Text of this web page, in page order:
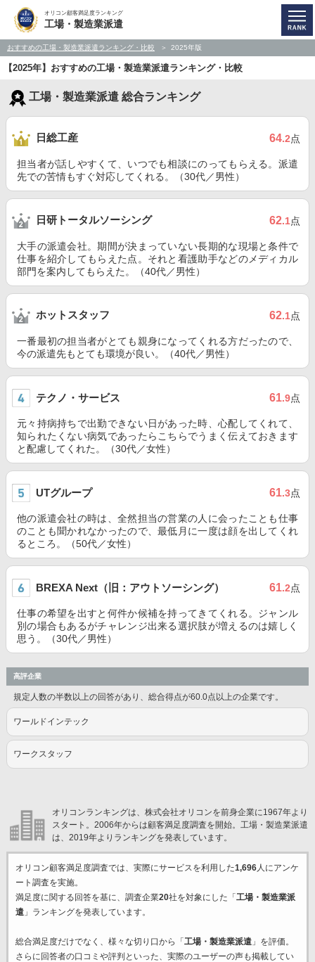
オリコン顧客満足度ランキング
工場・製造業派遣
おすすめの工場・製造業派遣ランキング・比較 2025年版
【2025年】おすすめの工場・製造業派遣ランキング・比較
工場・製造業派遣 総合ランキング
日総工産 64.2点
担当者が話しやすくて、いつでも相談にのってもらえる。派遣
先での苦情もすぐ対応してくれる。（30代／男性）
日研トータルソーシング 62.1点
大手の派遣会社。期間が決まっていない長期的な現場と条件で
仕事を紹介してもらえた点。それと看護助手などのメディカル
部門を案内してもらえた。（40代／男性）
ホットスタッフ 62.1点
一番最初の担当者がとても親身になってくれる方だったので、
今の派遣先もとても環境が良い。（40代／男性）
テクノ・サービス 61.9点
元々持病持ちで出勤できない日があった時、心配してくれて、
知られたくない病気であったらこちらでうまく伝えておきます
と配慮してくれた。（30代／女性）
UTグループ 61.3点
他の派遣会社の時は、全然担当の営業の人に会ったことも仕事
のことも聞かれなかったので、最低月に一度は顔を出してくれ
るところ。（50代／女性）
BREXA Next（旧：アウトソーシング） 61.2点
仕事の希望を出すと何件か候補を持ってきてくれる。ジャンル
別の場合もあるがチャレンジ出来る選択肢が増えるのは嬉しく
思う。（30代／男性）
高評企業
規定人数の半数以上の回答があり、総合得点が60.0点以上の企業です。
ワールドインテック
ワークスタッフ
オリコンランキングは、株式会社オリコンを前身企業に1967年より
スタート。2006年からは顧客満足度調査を開始。工場・製造業派遣
は、2019年よりランキングを発表しています。
オリコン顧客満足度調査では、実際にサービスを利用した1,696人にアンケ
ート調査を実施。
満足度に関する回答を基に、調査企業20社を対象にした「 工場・製造業派
遣」ランキングを発表しています。
総合満足度だけでなく、様々な切り口から「 工場・製造業派遣」を評価。
さらに回答者の口コミや評判といった、実際のユーザーの声も掲載してい